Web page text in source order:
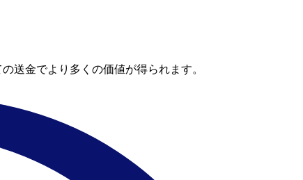
送金でより多くの価値が得られます。